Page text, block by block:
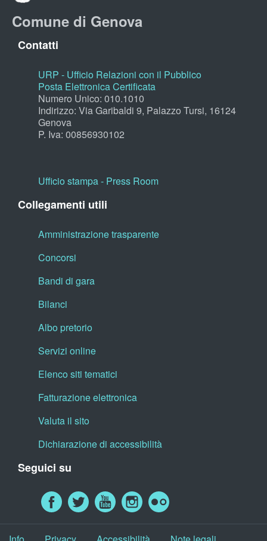
Comune di Genova
Contatti
URP - Ufficio Relazioni con il Pubblico
Posta Elettronica Certificata
Numero Unico: 010.1010
Indirizzo: Via Garibaldi 9, Palazzo Tursi, 16124
Genova
P. Iva: 00856930102
Ufficio stampa - Press Room
Collegamenti utili
Amministrazione trasparente
Concorsi
Bandi di gara
Bilanci
Albo pretorio
Servizi online
Elenco siti tematici
Fatturazione elettronica
Valuta il sito
Dichiarazione di accessibilità
Seguici su